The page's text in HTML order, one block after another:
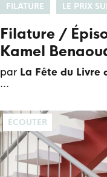
FILATURE LE PRIX
Filature /
Kamel
par La Fête du Livre
ÉCOUTER